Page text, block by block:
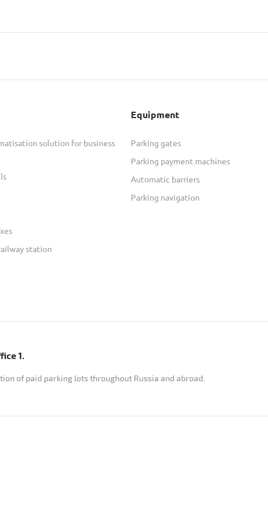
solution for business
station
Equipment
Parking gates
Parking payment machines
Automatic barriers
Parking navigation
1.
of paid parking lots throughout Russia and abroad.